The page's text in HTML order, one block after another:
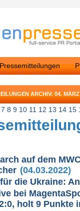
Pressemitteilungen
ARCHIV: 04.
7 8 9 10 11 12 13 14 15
auf dem
(04.03.2022)
die Ukraine:
bei
holt 9 Punkte